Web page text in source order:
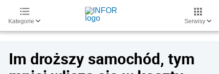
Kategorie Serwisy
Im droższy samochód, tym